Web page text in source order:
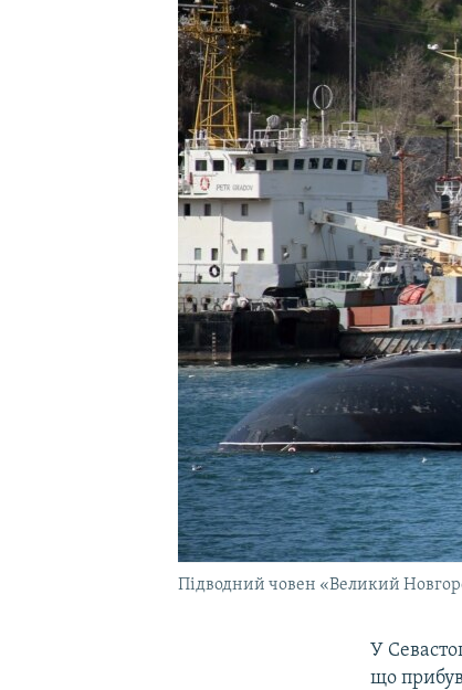
УКРАЇНСЬКА ПРОБЛЕМА КРИМУ
Підводний човен «Великий
У
що прибув